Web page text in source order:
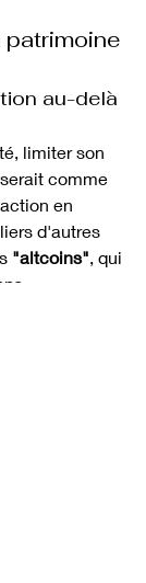
patrimoine
au-delà
limiter son
comme
en
d'autres
"altcoins", qui